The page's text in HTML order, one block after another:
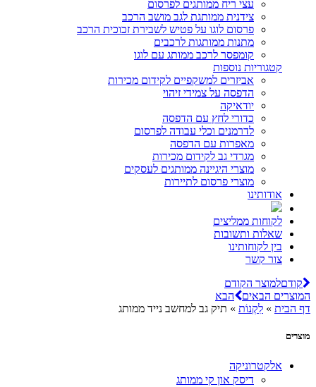
עצי ריח ממותגים לפרסום
צידנית ממותגת לגב מושב הרכב
פרסום לוגו על פטיש לשבירת זכוכית הרכב
מתנות ממותגות לרכבים
קומפסר לרכב ממותג עם לוגו
קטגוריות נוספות
אביזרים למשקפיים לקידום מכירות
הדפסה על צמידי זיהוי
יודאיקה
כדורי לחץ עם הדפסה
לדרמנים וכלי עבודה לפרסום
מאפרות עם הדפסה
מגרדי גב לקידום מכירות
מוצרי היגיינה ממותגים לעסקים
מוצרי פרסום לתיירות
אודותינו
לקוחות ממליצים
שאלות ותשובות
בין לקוחותינו
צור קשר
קודםלמוצר הקודם
המוצרים הבאים
הבא
דף הבית » לִקְנוֹת » תיק גב למחשב נייד ממותג
מוצרים
אלקטרוניקה
דיסק און קי ממותג